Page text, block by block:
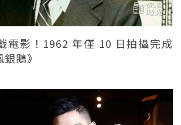
電影！1962 年僅 10 日拍攝完成
鵝》